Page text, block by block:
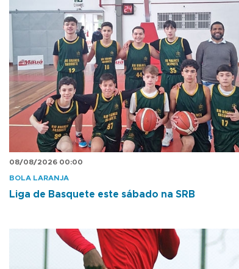
08/08/2026 00:00
BOLA LARANJA
Liga de Basquete este sábado na SRB